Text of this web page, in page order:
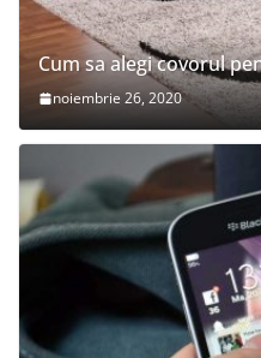
Cum sa alegi covorul
noiembrie 26, 2020